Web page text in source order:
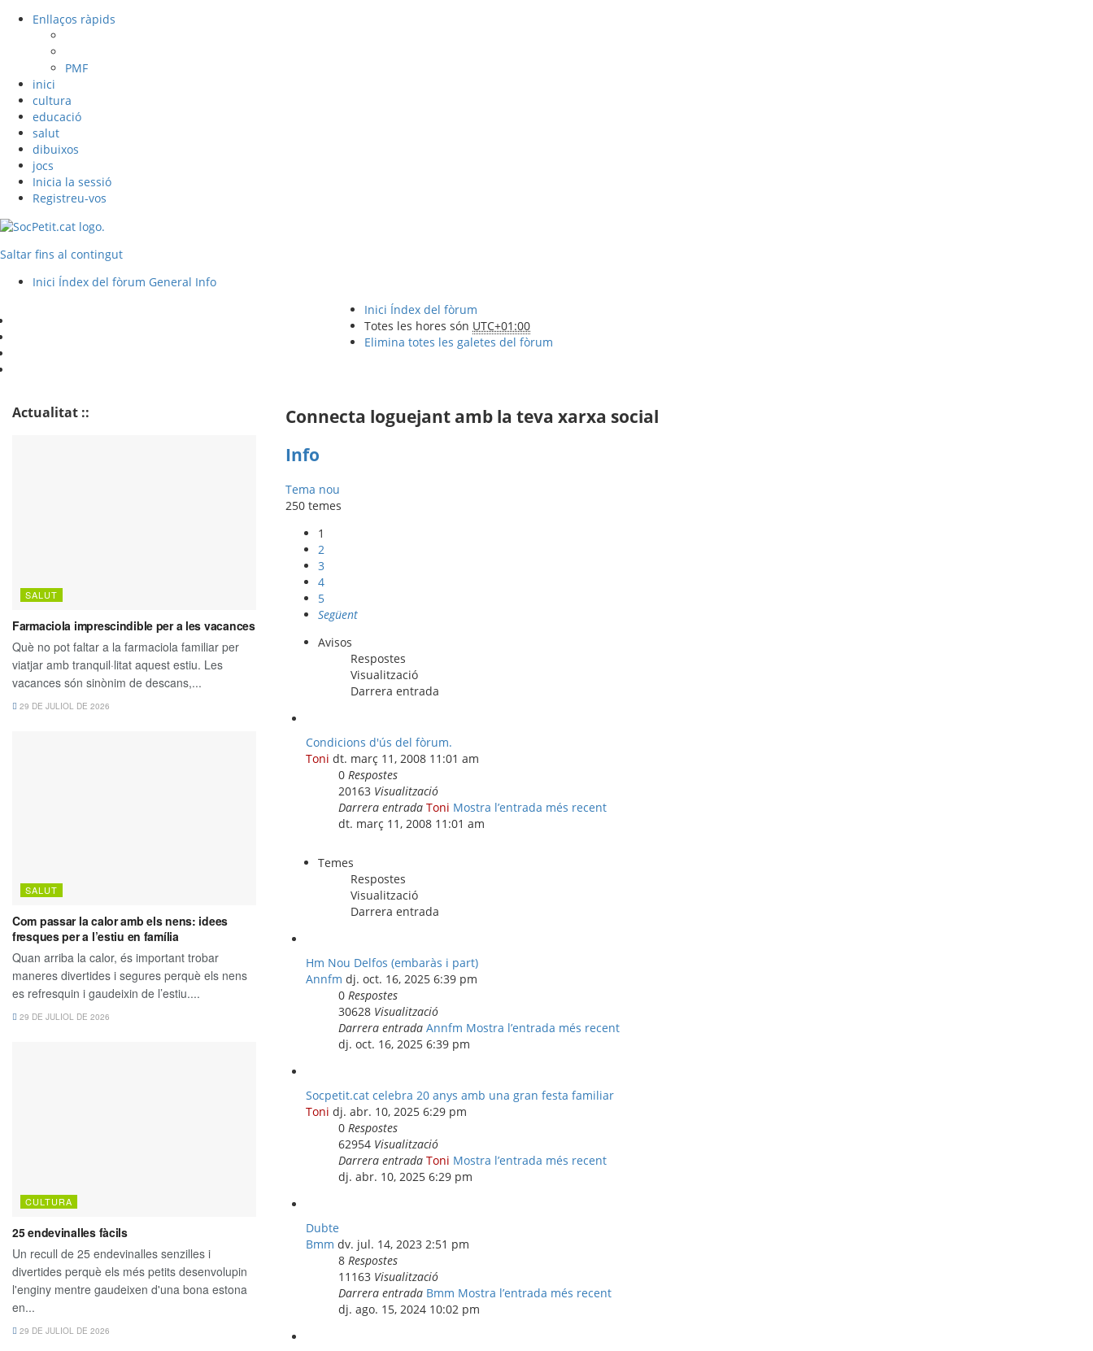
Enllaços ràpids
PMF
inici
cultura
educació
salut
dibuixos
jocs
Inicia la sessió
Registreu-vos
Saltar fins al contingut
Inici Índex del fòrum General Info
Connecta loguejant amb la teva xarxa social
Info
Tema nou
250 temes
1
2
3
4
5
Següent
Avisos
Respostes
Visualització
Darrera entrada
Condicions d'ús del fòrum.
Toni dt. març 11, 2008 11:01 am
0 Respostes
20163 Visualització
Darrera entrada Toni Mostra l’entrada més recent
dt. març 11, 2008 11:01 am
Temes
Respostes
Visualització
Darrera entrada
Hm Nou Delfos (embaràs i part)
Annfm dj. oct. 16, 2025 6:39 pm
0 Respostes
30628 Visualització
Darrera entrada Annfm Mostra l’entrada més recent
dj. oct. 16, 2025 6:39 pm
Socpetit.cat celebra 20 anys amb una gran festa familiar
Toni dj. abr. 10, 2025 6:29 pm
0 Respostes
62954 Visualització
Darrera entrada Toni Mostra l’entrada més recent
dj. abr. 10, 2025 6:29 pm
Dubte
Bmm dv. jul. 14, 2023 2:51 pm
8 Respostes
11163 Visualització
Darrera entrada Bmm Mostra l’entrada més recent
dj. ago. 15, 2024 10:02 pm
Actualitat ::
Inici Índex del fòrum
Totes les hores són UTC+01:00
Elimina totes les galetes del fòrum